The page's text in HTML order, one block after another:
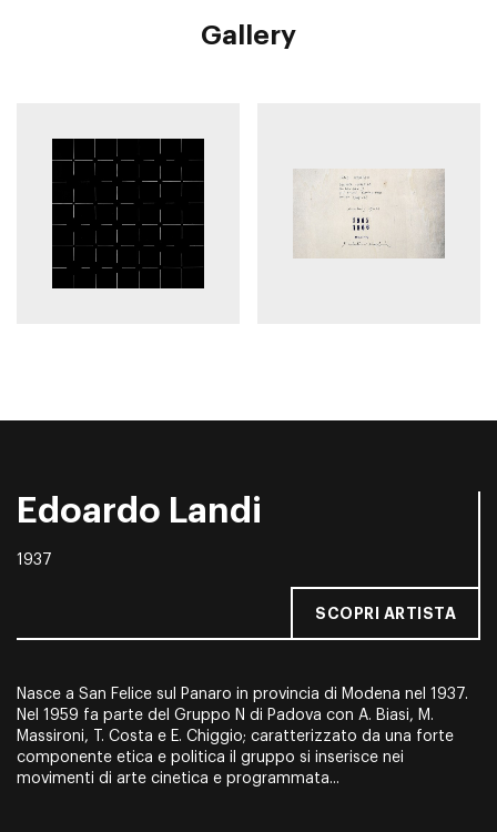
Gallery
Edoardo Landi
1937
SCOPRI ARTISTA
Nasce a San Felice sul Panaro in provincia di Modena nel 1937.
Nel 1959 fa parte del Gruppo N di Padova con A. Biasi, M.
Massironi, T. Costa e E. Chiggio; caratterizzato da una forte
componente etica e politica il gruppo si inserisce nei
movimenti di arte cinetica e programmata...